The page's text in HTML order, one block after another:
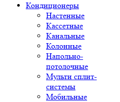
Кондиционеры
Настенные
Кассетные
Канальные
Колонные
Напольно-
потолочные
Мульти сплит-
системы
Мобильные